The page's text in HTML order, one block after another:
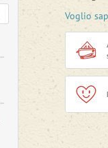
intorno
di
le
per
Trixie
questo
organico
Voglio